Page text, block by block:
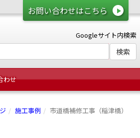
お問い合わせはこちら
Googleサイト内検索
わせ
施工事例 市道橋補修工事（稲津橋）